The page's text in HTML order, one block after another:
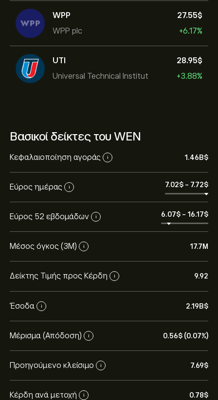
WPP
WPP plc
27.55‎$‎
+6.17%
UTI
Universal Technical Institut
28.95‎$‎
+3.88%
Βασικοί δείκτες του WEN
Κεφαλαιοποίηση αγοράς i 1.46B‎$‎
Εύρος ημέρας i 7.02‎$‎ - 7.72‎$‎
Εύρος 52 εβδομάδων i 6.07‎$‎ - 16.17‎$‎
Μέσος όγκος (3Μ) i 17.7M
Δείκτης Τιμής προς Κέρδη i 9.92
Έσοδα i 2.19B‎$‎
Μέρισμα (Απόδοση) i 0.56‎$‎ (0.07%)
Προηγούμενο κλείσιμο i 7.69‎$‎
Κέρδη ανά μετοχή i 0.78‎$‎